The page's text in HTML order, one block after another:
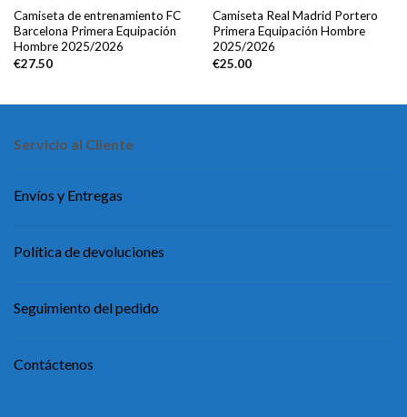
Camiseta de entrenamiento FC
Barcelona Primera Equipación
Hombre 2025/2026
€27.50
Camiseta Real Madrid Portero
Primera Equipación Hombre
2025/2026
€25.00
Servicio al Cliente
Envíos y Entregas
Política de devoluciones
Seguimiento del pedido
Contáctenos